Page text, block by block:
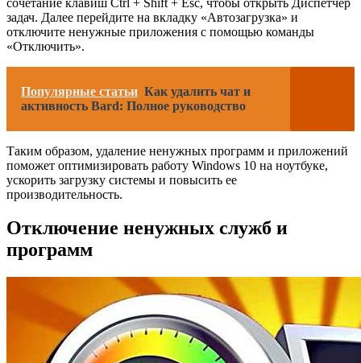
задач. Далее перейдите на вкладку «Автозагрузка» и
отключите ненужные приложения с помощью команды
«Отключить».
Популярные статьи Как удалить чат и
активность Bard: Полное руководство
Таким образом, удаление ненужных программ и приложений
поможет оптимизировать работу Windows 10 на ноутбуке,
ускорить загрузку системы и повысить ее
производительность.
Отключение ненужных служб и
программ